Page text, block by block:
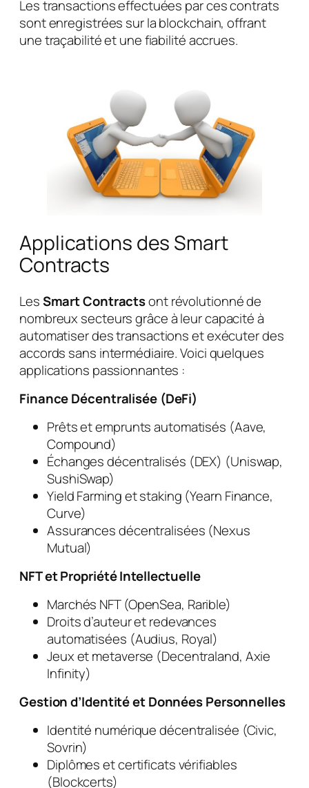
Les transactions effectuées par ces contrats
sont enregistrées sur la blockchain, offrant
une traçabilité et une fiabilité accrues.
Applications des Smart
Contracts
LesSmart Contractsont révolutionné de
nombreux secteurs grâce à leur capacité à
automatiser des transactions et exécuter des
accords sans intermédiaire. Voici quelques
applications passionnantes :
Finance Décentralisée (DeFi)
Prêts et emprunts automatisés (Aave,
Compound)
Échanges décentralisés (DEX) (Uniswap,
SushiSwap)
Yield Farming et staking (Yearn Finance,
Curve)
Assurances décentralisées (Nexus
Mutual)
NFT et Propriété Intellectuelle
Marchés NFT (OpenSea, Rarible)
Droits d’auteur et redevances
automatisées (Audius, Royal)
Jeux et metaverse (Decentraland, Axie
Infinity)
Gestion d’Identité et Données Personnelles
Identité numérique décentralisée (Civic,
Sovrin)
Diplômes et certificats vérifiables
(Blockcerts)